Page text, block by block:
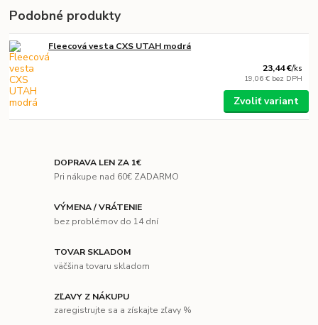
Podobné produkty
Fleecová vesta CXS UTAH modrá
23,44 €/ks
19,06 € bez DPH
Zvoliť variant
DOPRAVA LEN ZA 1€
Pri nákupe nad 60€ ZADARMO
VÝMENA / VRÁTENIE
bez problémov do 14 dní
TOVAR SKLADOM
väčšina tovaru skladom
ZĽAVY Z NÁKUPU
zaregistrujte sa a získajte zľavy %